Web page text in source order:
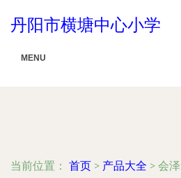
丹阳市横塘中心小学
MENU
当前位置： 首页 > 产品大全 > 会